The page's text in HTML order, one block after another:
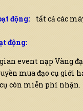
động: tất cả các
động:
event nạp Vàng
mua đạo cụ giới
còn miễn phí nhận.